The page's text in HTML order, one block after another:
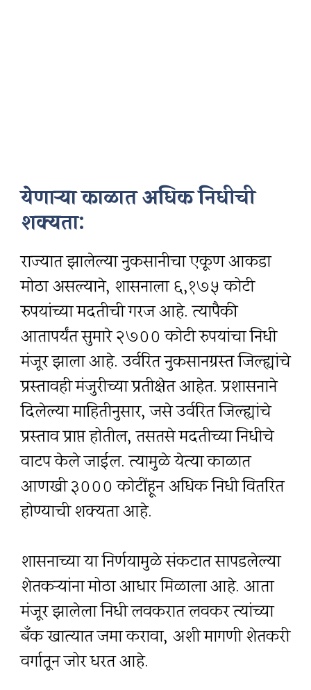
येणाऱ्या काळात अधिक निधीची
शक्यता:
राज्यात झालेल्या नुकसानीचा एकूण आकडा
मोठा असल्याने, शासनाला ६,१७५ कोटी
रुपयांच्या मदतीची गरज आहे. त्यापैकी
आतापर्यंत सुमारे २७०० कोटी रुपयांचा निधी
मंजूर झाला आहे. उर्वरित नुकसानग्रस्त जिल्ह्यांचे
प्रस्तावही मंजुरीच्या प्रतीक्षेत आहेत. प्रशासनाने
दिलेल्या माहितीनुसार, जसे उर्वरित जिल्ह्यांचे
प्रस्ताव प्राप्त होतील, तसतसे मदतीच्या निधीचे
वाटप केले जाईल. त्यामुळे येत्या काळात
आणखी ३००० कोटींहून अधिक निधी वितरित
होण्याची शक्यता आहे.
शासनाच्या या निर्णयामुळे संकटात सापडलेल्या
शेतकऱ्यांना मोठा आधार मिळाला आहे. आता
मंजूर झालेला निधी लवकरात लवकर त्यांच्या
बँक खात्यात जमा करावा, अशी मागणी शेतकरी
वर्गातून जोर धरत आहे.